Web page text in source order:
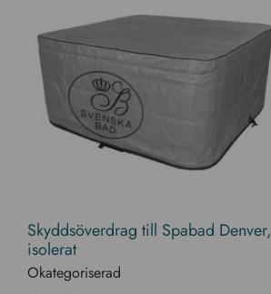
Skyddsöverdrag till Spabad Denver,
isolerat
Okategoriserad